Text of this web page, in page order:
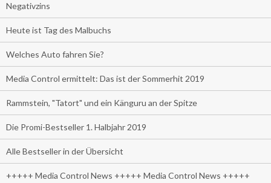
Negativzins
Heute ist Tag des Malbuchs
Welches Auto fahren Sie?
Media Control ermittelt: Das ist der Sommerhit 2019
Rammstein, "Tatort" und ein Känguru an der Spitze
Die Promi-Bestseller 1. Halbjahr 2019
Alle Bestseller in der Übersicht
+++++ Media Control News +++++ Media Control News +++++